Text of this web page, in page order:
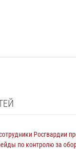
Росгвардии
по контролю за